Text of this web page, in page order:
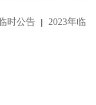
时公告 | 2023年临